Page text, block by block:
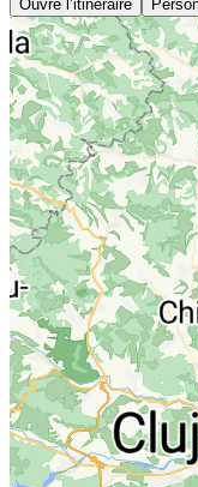
Ouvre l’itinéraire